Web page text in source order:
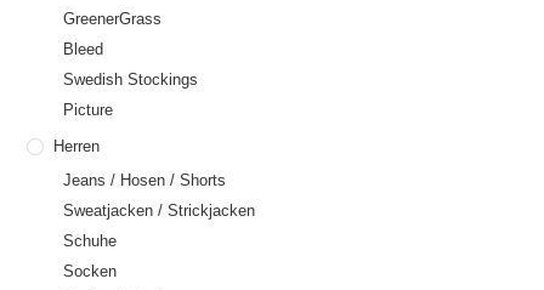
GreenerGrass
Bleed
Swedish Stockings
Picture
Herren
Jeans / Hosen / Shorts
Sweatjacken / Strickjacken
Schuhe
Socken